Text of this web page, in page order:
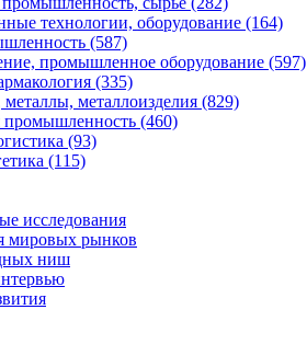
технологии, оборудование (164)
(587)
промышленное оборудование (597)
(335)
металлоизделия (829)
промышленность (460)
(93)
(115)
исследования
мировых рынков
ниш